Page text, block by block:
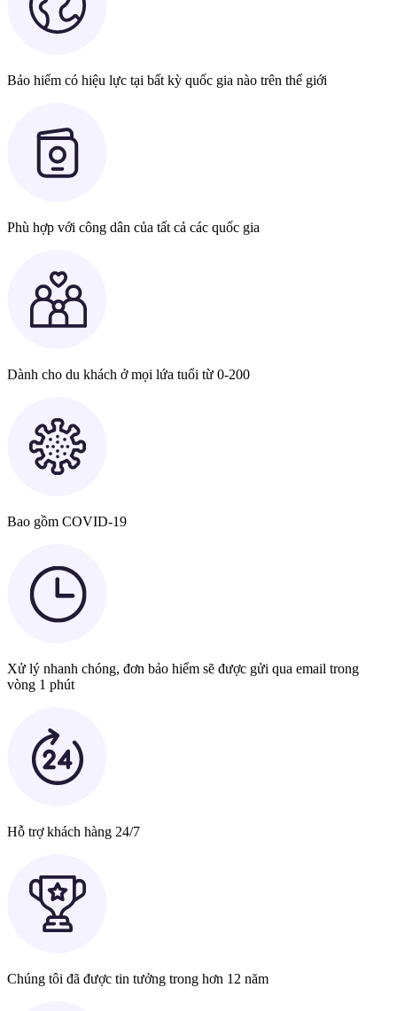
Bảo hiểm có hiệu lực tại bất kỳ quốc gia nào trên thế giới
Phù hợp với công dân của tất cả các quốc gia
Dành cho du khách ở mọi lứa tuổi từ 0-200
Bao gồm COVID-19
Xử lý nhanh chóng, đơn bảo hiểm sẽ được gửi qua email trong
vòng 1 phút
Hỗ trợ khách hàng 24/7
Chúng tôi đã được tin tưởng trong hơn 12 năm